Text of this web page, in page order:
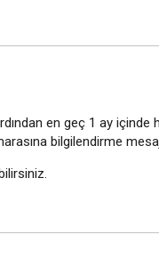
en geç 1 ay içinde
bilgilendirme